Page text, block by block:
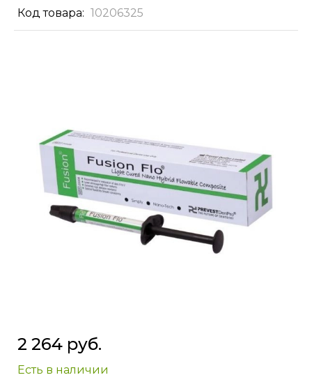
Код товара 10206325
images
gallery
to
beginning
2 264 руб.
Есть в наличии